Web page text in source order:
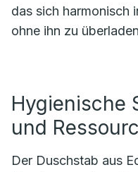
das sich harmonisch
ohne ihn zu
Hygienische
und
Der Duschstab aus